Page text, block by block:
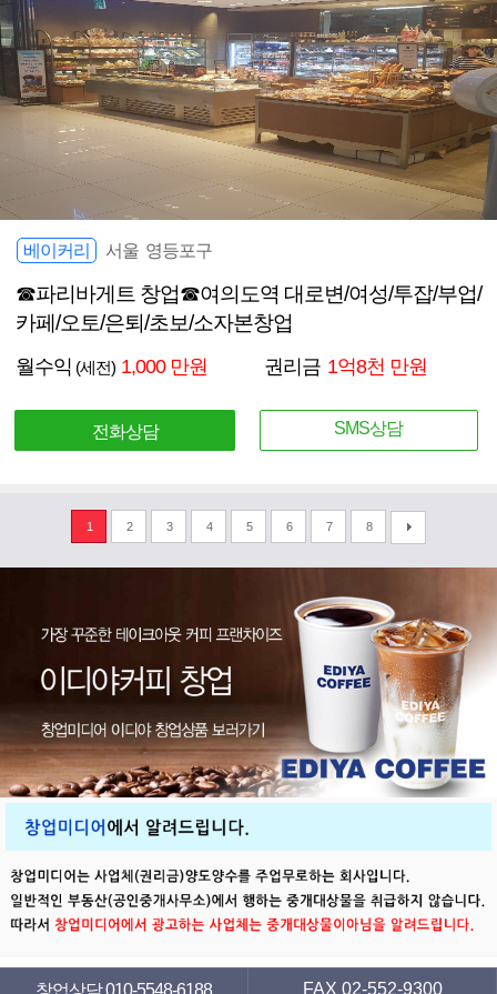
베이커리 서울 영등포구
☎파리바게트 창업☎여의도역 대로변/여성/투잡/부업/
카페/오토/은퇴/초보/소자본창업
월수익 (세전) 1,000 만원 권리금 1억8천 만원
전화상담 SMS상담
1 2 3 4 5 6 7 8
FAX 02-552-9300